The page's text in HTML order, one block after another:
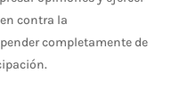
contra la
completamente de